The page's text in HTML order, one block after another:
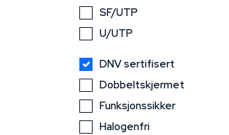
SF/UTP
U/UTP
DNV sertifisert
Dobbeltskjermet
Funksjonssikker
Halogenfri